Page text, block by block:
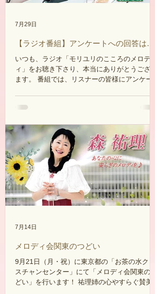
【ラジオ番組】アンケートへの回答はこ
いつも、ラジオ「モリユリのこころのメロデ
ィ」をお聴き下さり、本当にありがとうござい
ます。 番組では、リスナーの皆様にアンケート
是非、下記フォームよりアンケートにご協力を
から回答お願いします。
https://forms.gle/otNYR4PMoXNoJyNQ8
7月29日
メロディ会関東のつどい
9月21日（月・祝）に東京都の「お茶の水クリ
スチャンセンター」にて「メロディ会関東のつ
どい」を行います！ 祐理姉の心やすらぐ賛美と
7月14日